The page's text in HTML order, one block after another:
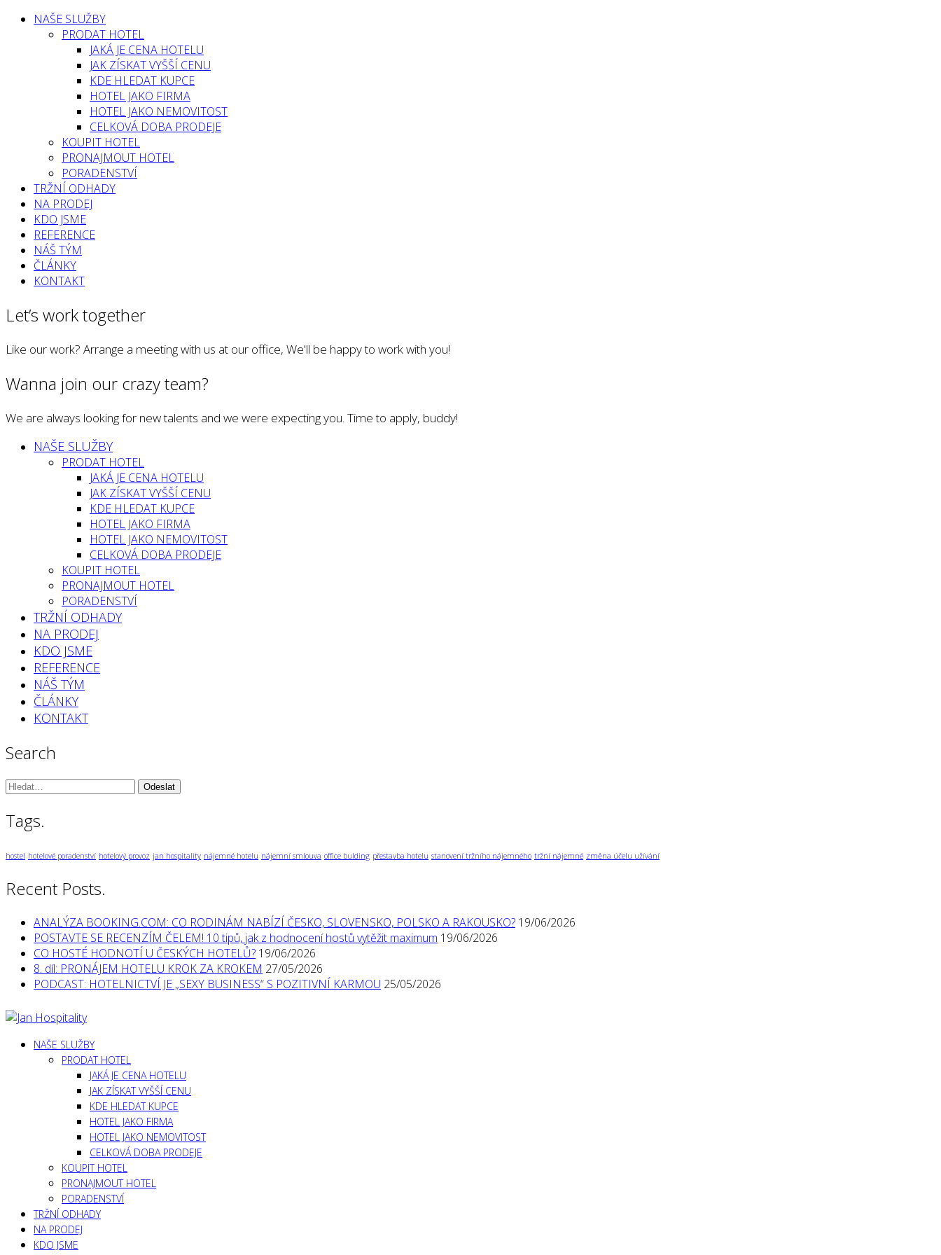
NAŠE SLUŽBY
PRODAT HOTEL
JAKÁ JE CENA HOTELU
JAK ZÍSKAT VYŠŠÍ CENU
KDE HLEDAT KUPCE
HOTEL JAKO FIRMA
HOTEL JAKO NEMOVITOST
CELKOVÁ DOBA PRODEJE
KOUPIT HOTEL
PRONAJMOUT HOTEL
PORADENSTVÍ
TRŽNÍ ODHADY
NA PRODEJ
KDO JSME
REFERENCE
NÁŠ TÝM
ČLÁNKY
KONTAKT
Let’s work together
Like our work? Arrange a meeting with us at our office, We'll be happy to work with you!
Wanna join our crazy team?
We are always looking for new talents and we were expecting you. Time to apply, buddy!
NAŠE SLUŽBY
PRODAT HOTEL
JAKÁ JE CENA HOTELU
JAK ZÍSKAT VYŠŠÍ CENU
KDE HLEDAT KUPCE
HOTEL JAKO FIRMA
HOTEL JAKO NEMOVITOST
CELKOVÁ DOBA PRODEJE
KOUPIT HOTEL
PRONAJMOUT HOTEL
PORADENSTVÍ
TRŽNÍ ODHADY
NA PRODEJ
KDO JSME
REFERENCE
NÁŠ TÝM
ČLÁNKY
KONTAKT
Search
Vyhledávání:
Tags.
hostel hotelové poradenství hotelový provoz jan hospitality nájemné hotelu nájemní smlouva office bulding přestavba hotelu stanovení tržního nájemného tržní nájemné změna účelu užívání
Recent Posts.
ANALÝZA BOOKING.COM: CO RODINÁM NABÍZÍ ČESKO, SLOVENSKO, POLSKO A RAKOUSKO? 19/06/2026
POSTAVTE SE RECENZÍM ČELEM! 10 tipů, jak z hodnocení hostů vytěžit maximum 19/06/2026
CO HOSTÉ HODNOTÍ U ČESKÝCH HOTELŮ? 19/06/2026
8. díl: PRONÁJEM HOTELU KROK ZA KROKEM 27/05/2026
PODCAST: HOTELNICTVÍ JE „SEXY BUSINESS“ S POZITIVNÍ KARMOU 25/05/2026
NAŠE SLUŽBY
PRODAT HOTEL
JAKÁ JE CENA HOTELU
JAK ZÍSKAT VYŠŠÍ CENU
KDE HLEDAT KUPCE
HOTEL JAKO FIRMA
HOTEL JAKO NEMOVITOST
CELKOVÁ DOBA PRODEJE
KOUPIT HOTEL
PRONAJMOUT HOTEL
PORADENSTVÍ
TRŽNÍ ODHADY
NA PRODEJ
KDO JSME